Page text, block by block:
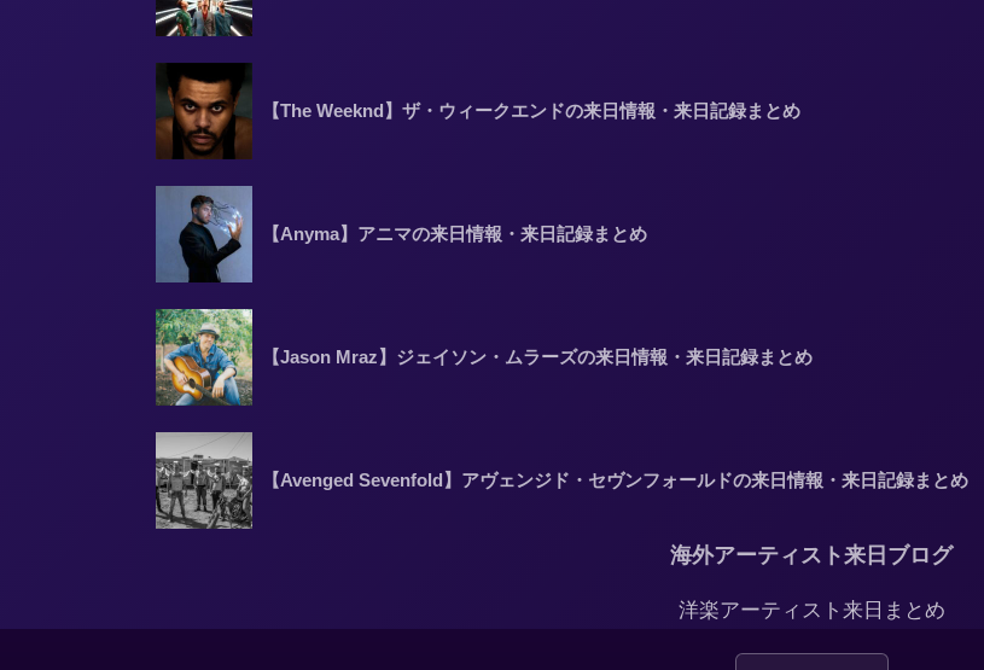
【The Weeknd】ザ・ウィークエンドの来日情報・来日記録まとめ
【Anyma】アニマの来日情報・来日記録まとめ
【Jason Mraz】ジェイソン・ムラーズの来日情報・来日記録まとめ
【Avenged Sevenfold】アヴェンジド・セヴンフォールドの来日情報・来日記録まとめ
海外アーティスト来日ブログ
洋楽アーティスト来日まとめ